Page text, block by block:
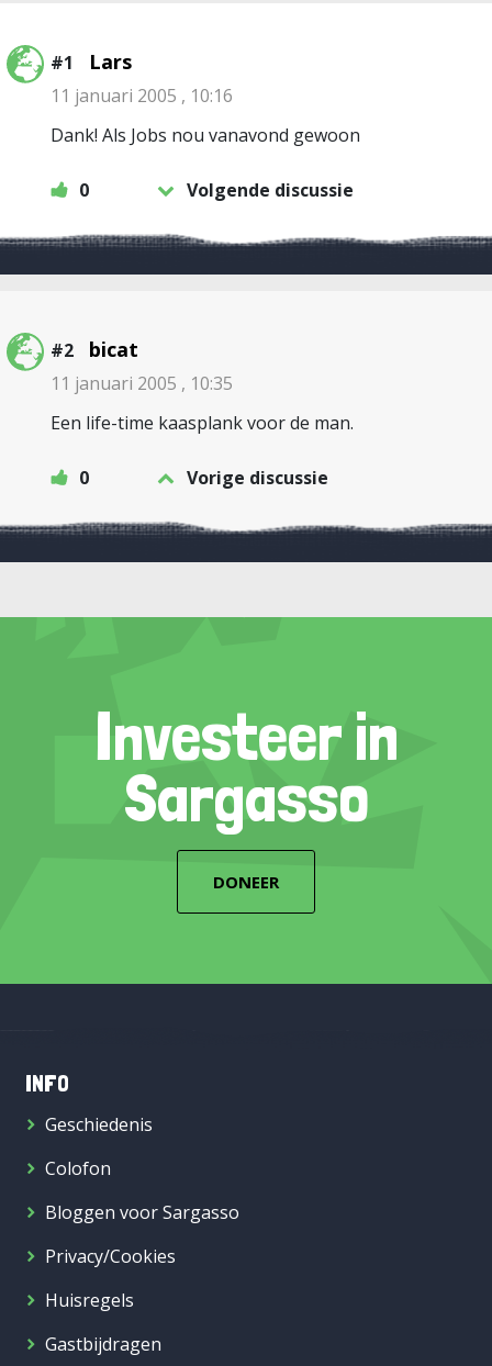
#1 Lars
11 januari 2005 , 10:16
Dank! Als Jobs nou vanavond gewoon
0 Volgende discussie
#2 bicat
11 januari 2005 , 10:35
Een life-time kaasplank voor de man.
0 Vorige discussie
Investeer in
Sargasso
DONEER
INFO
Geschiedenis
Colofon
Bloggen voor Sargasso
Privacy/Cookies
Huisregels
Gastbijdragen